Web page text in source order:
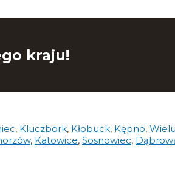
kraju!
, Kluczbork, Kłobuck, Kępno,
, Katowice, Sosnowiec,